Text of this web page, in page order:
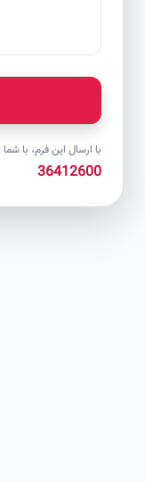
با ارسال این فرم، با شما تماس
36412600